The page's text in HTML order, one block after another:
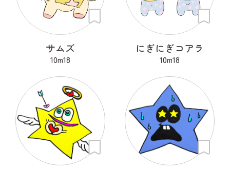
サムズ
10m18
にぎにぎコアラ
10m18